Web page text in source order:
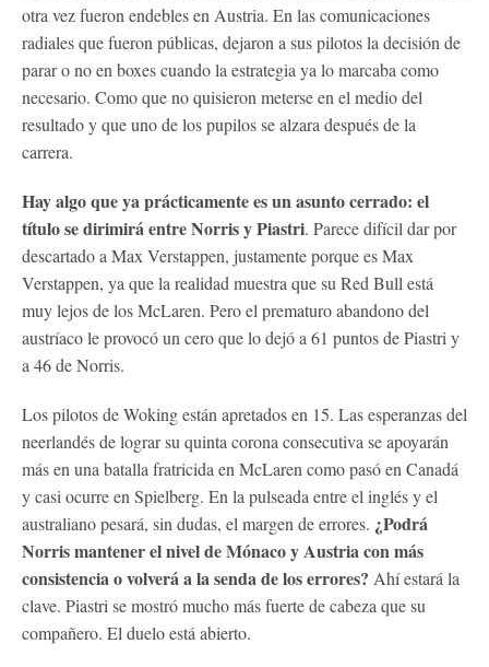
otra vez fueron endebles en Austria. En las comunicaciones
radiales que fueron públicas, dejaron a sus pilotos la decisión de
parar o no en boxes cuando la estrategia ya lo marcaba como
necesario. Como que no quisieron meterse en el medio del
resultado y que uno de los pupilos se alzara después de la
carrera.
Hay algo que ya prácticamente es un asunto cerrado: el
título se dirimirá entre Norris y Piastri. Parece difícil dar por
descartado a Max Verstappen, justamente porque es Max
Verstappen, ya que la realidad muestra que su Red Bull está
muy lejos de los McLaren. Pero el prematuro abandono del
austríaco le provocó un cero que lo dejó a 61 puntos de Piastri y
a 46 de Norris.
Los pilotos de Woking están apretados en 15. Las esperanzas del
neerlandés de lograr su quinta corona consecutiva se apoyarán
más en una batalla fratricida en McLaren como pasó en Canadá
y casi ocurre en Spielberg. En la pulseada entre el inglés y el
australiano pesará, sin dudas, el margen de errores. ¿Podrá
Norris mantener el nivel de Mónaco y Austria con más
consistencia o volverá a la senda de los errores? Ahí estará la
clave. Piastri se mostró mucho más fuerte de cabeza que su
compañero. El duelo está abierto.